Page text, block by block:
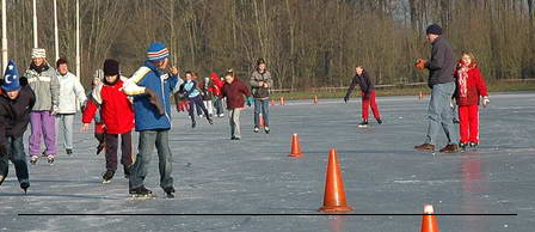
Skip
to
content